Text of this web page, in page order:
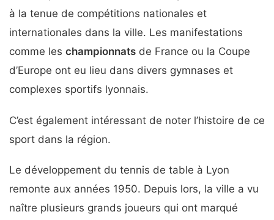
à la tenue de compétitions nationales et
internationales dans la ville. Les manifestations
comme les championnats de France ou la Coupe
d’Europe ont eu lieu dans divers gymnases et
complexes sportifs lyonnais.
C’est également intéressant de noter l’histoire de ce
sport dans la région.
Le développement du tennis de table à Lyon
remonte aux années 1950. Depuis lors, la ville a vu
naître plusieurs grands joueurs qui ont marqué